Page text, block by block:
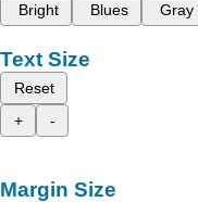
Bright
Blues Gray
Text Size
Reset
+
-
Margin Size